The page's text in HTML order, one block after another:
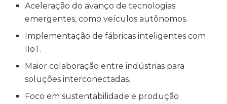
Aceleração do avanço de tecnologias
emergentes, como veículos autônomos.
Implementação de fábricas inteligentes com
IIoT.
Maior colaboração entre indústrias para
soluções interconectadas.
Foco em sustentabilidade e produção